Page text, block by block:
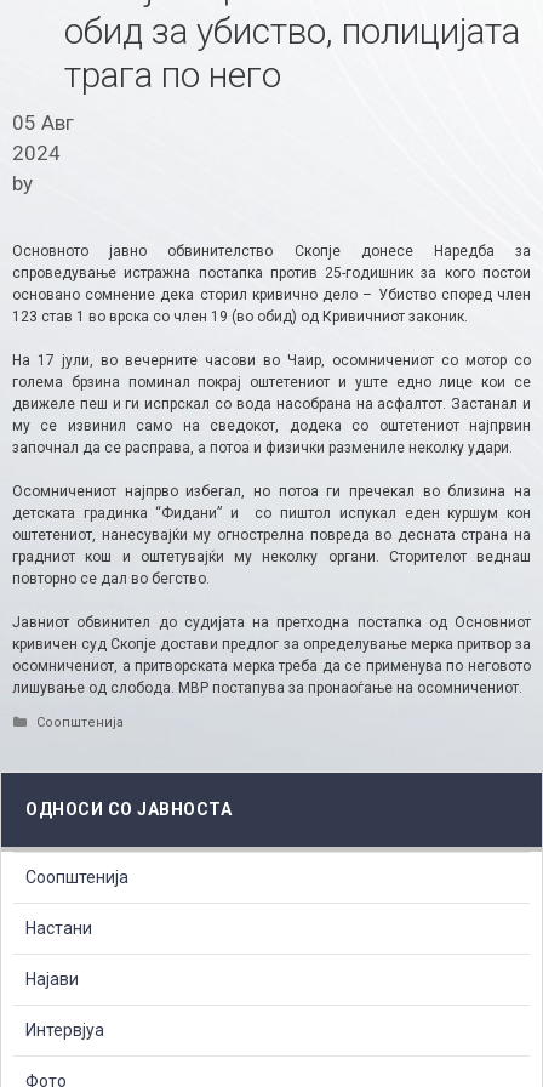
обид за убиство, полицијата
трага по него
05 Авг
2024
by
Основното јавно обвинителство Скопје донесе Наредба за
спроведување истражна постапка против 25-годишник за кого постои
основано сомнение дека сторил кривично дело – Убиство според член
123 став 1 во врска со член 19 (во обид) од Кривичниот законик.
На 17 јули, во вечерните часови во Чаир, осомничениот со мотор со
голема брзина поминал покрај оштетениот и уште едно лице кои се
движеле пеш и ги испрскал со вода насобрана на асфалтот. Застанал и
му се извинил само на сведокот, додека со оштетениот најпрвин
започнал да се расправа, а потоа и физички размениле неколку удари.
Осомничениот најпрво избегал, но потоа ги пречекал во близина на
детската градинка “Фидани” и со пиштол испукал еден куршум кон
оштетениот, нанесувајќи му огнострелна повреда во десната страна на
градниот кош и оштетувајќи му неколку органи. Сторителот веднаш
повторно се дал во бегство.
Јавниот обвинител до судијата на претходна постапка од Основниот
кривичен суд Скопје достави предлог за определување мерка притвор за
осомничениот, а притворската мерка треба да се применува по неговото
лишување од слобода. МВР постапува за пронаоѓање на осомничениот.
Categories
Соопштенија
ОДНОСИ СО ЈАВНОСТА
Соопштенија
Настани
Најави
Интервјуа
Фото